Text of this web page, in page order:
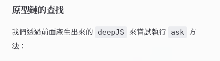
原型鏈的查找
我們透過前面產生出來的 deepJS 來嘗試執行 ask 方
法：